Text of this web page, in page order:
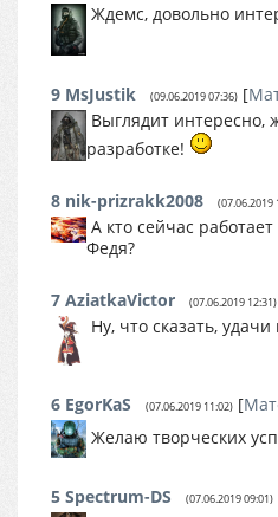
Ждемс, довольно
9 MsJustik (09.06.2019 07:36) [
Выглядит интересно,
разработке!
8 nik-prizrakk2008 (07.06.2019
А кто сейчас
Федя?
7 AziatkaVictor (07.06.2019 12:31)
Ну, что сказать, удачи
6 EgorKaS (07.06.2019 11:02) [
Желаю творческих
5 Spectrum-DS (07.06.2019 09:01)